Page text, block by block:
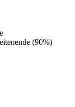
(90%)